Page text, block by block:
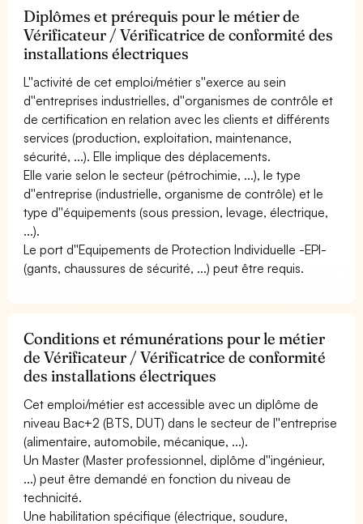
Diplômes et prérequis pour le métier de
Vérificateur / Vérificatrice de conformité des
installations électriques
L''activité de cet emploi/métier s''exerce au sein
d''entreprises industrielles, d''organismes de contrôle et
de certification en relation avec les clients et différents
services (production, exploitation, maintenance,
sécurité, ...). Elle implique des déplacements.
Elle varie selon le secteur (pétrochimie, ...), le type
d''entreprise (industrielle, organisme de contrôle) et le
type d''équipements (sous pression, levage, électrique,
...).
Le port d''Equipements de Protection Individuelle -EPI-
(gants, chaussures de sécurité, ...) peut être requis.
Conditions et rémunérations pour le métier
de Vérificateur / Vérificatrice de conformité
des installations électriques
Cet emploi/métier est accessible avec un diplôme de
niveau Bac+2 (BTS, DUT) dans le secteur de l''entreprise
(alimentaire, automobile, mécanique, ...).
Un Master (Master professionnel, diplôme d''ingénieur,
...) peut être demandé en fonction du niveau de
technicité.
Une habilitation spécifique (électrique, soudure,